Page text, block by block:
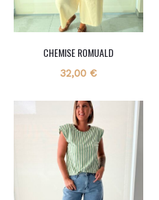
CHEMISE ROMUALD
32,00 €